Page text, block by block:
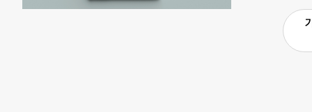
제의 대상이
부담을 떠안
에 따르면,
다양한 내·
는 미래과학
가와 외부